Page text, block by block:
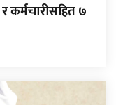
र कर्मचारीसहित ७